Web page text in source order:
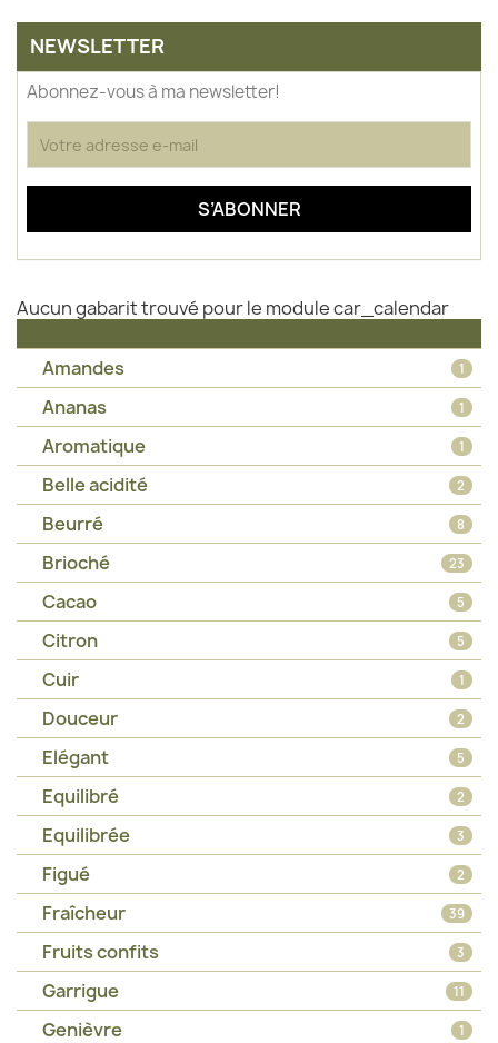
NEWSLETTER
Abonnez-vous à ma newsletter!
Aucun gabarit trouvé pour le module car_calendar
Amandes 1
Ananas 1
Aromatique 1
Belle acidité 2
Beurré 8
Brioché 23
Cacao 5
Citron 5
Cuir 1
Douceur 2
Elégant 5
Equilibré 2
Equilibrée 3
Figué 2
Fraîcheur 39
Fruits confits 3
Garrigue 11
Genièvre 1